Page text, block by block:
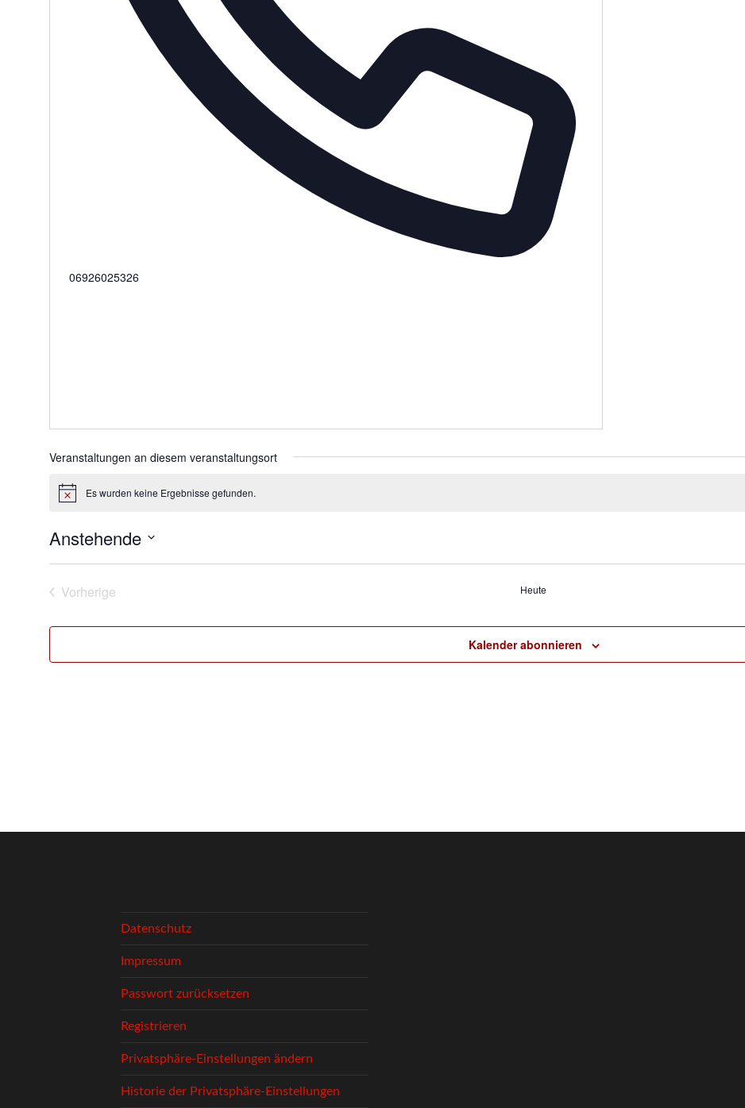
Telefon
06926025326
Veranstaltungen an diesem veranstaltungsort
HinweisEs wurden keine Ergebnisse gefunden.
Anstehende
Vorherige
Heute
Kalender abonnieren
Datenschutz
Impressum
Passwort zurücksetzen
Registrieren
Privatsphäre-Einstellungen ändern
Historie der Privatsphäre-Einstellungen